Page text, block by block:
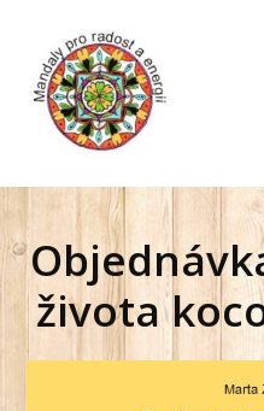
života